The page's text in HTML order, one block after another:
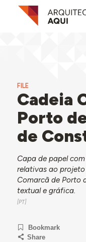
FILE
Cadeia
Porto
de
Capa de papel
relativas ao
Comarcã de Porto
textual e gráfica.
Bookmark
Share